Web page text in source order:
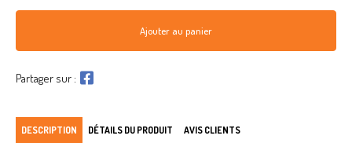
DESCRIPTION DÉTAILS DU PRODUIT AVIS CLIENTS
Ajouter au panier
Partager sur :